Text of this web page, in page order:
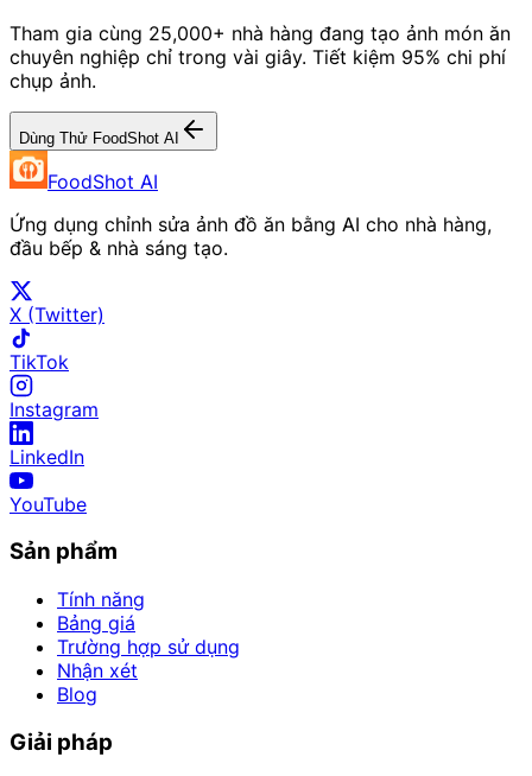
Tham gia cùng 25,000+ nhà hàng đang tạo ảnh món ăn
chuyên nghiệp chỉ trong vài giây. Tiết kiệm 95% chi phí
chụp ảnh.
Dùng Thử FoodShot AI
FoodShot AI
Ứng dụng chỉnh sửa ảnh đồ ăn bằng AI cho nhà hàng,
đầu bếp & nhà sáng tạo.
X (Twitter)
TikTok
Instagram
LinkedIn
YouTube
Sản phẩm
Tính năng
Bảng giá
Trường hợp sử dụng
Nhận xét
Blog
Giải pháp